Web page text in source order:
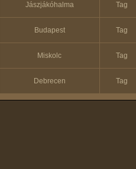
Jászjákóhalma Tag
Budapest Tag
Miskolc Tag
Debrecen Tag